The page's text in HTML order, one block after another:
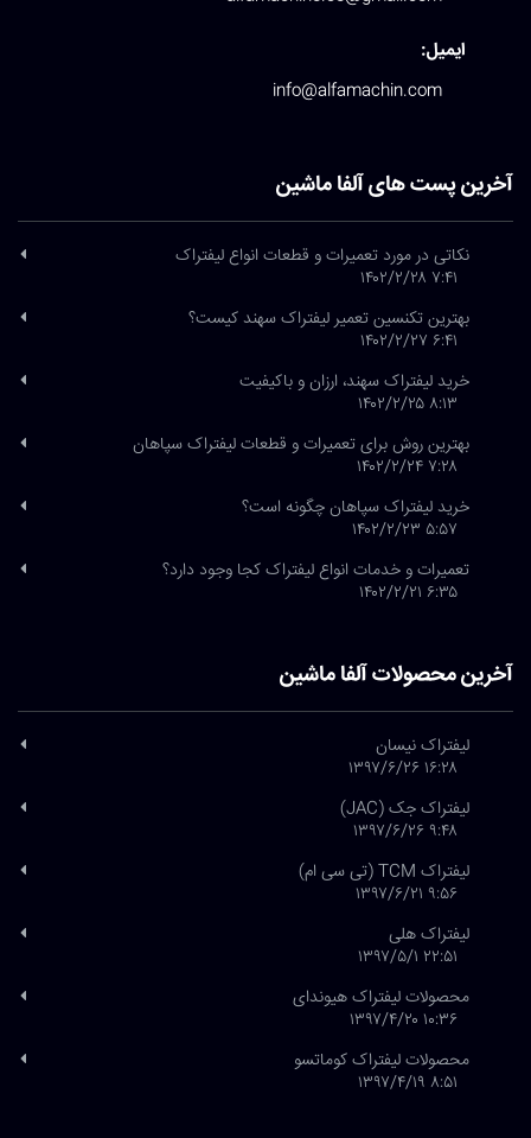
ایمیل:
info@alfamachin.com
آخرین پست های آلفا ماشین
نکاتی در مورد تعمیرات و قطعات انواع لیفتراک
۷:۴۱ ۱۴۰۲/۲/۲۸
بهترین تکنسین تعمیر لیفتراک سهند کیست؟
۶:۴۱ ۱۴۰۲/۲/۲۷
خرید لیفتراک سهند، ارزان و باکیفیت
۸:۱۳ ۱۴۰۲/۲/۲۵
بهترین روش برای تعمیرات و قطعات لیفتراک سپاهان
۷:۲۸ ۱۴۰۲/۲/۲۴
خرید لیفتراک سپاهان چگونه است؟
۵:۵۷ ۱۴۰۲/۲/۲۳
تعمیرات و خدمات انواع لیفتراک کجا وجود دارد؟
۶:۳۵ ۱۴۰۲/۲/۲۱
آخرین محصولات آلفا ماشین
لیفتراک نیسان
۱۶:۲۸ ۱۳۹۷/۶/۲۶
لیفتراک جک (JAC)
۹:۴۸ ۱۳۹۷/۶/۲۶
لیفتراک TCM (تی سی ام)
۹:۵۶ ۱۳۹۷/۶/۲۱
لیفتراک هلی
۲۲:۵۱ ۱۳۹۷/۵/۱
محصولات لیفتراک هیوندای
۱۰:۳۶ ۱۳۹۷/۴/۲۰
محصولات لیفتراک کوماتسو
۸:۵۱ ۱۳۹۷/۴/۱۹